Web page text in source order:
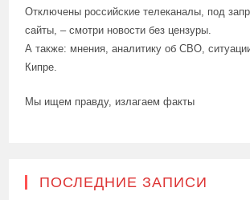
Отключены российские телеканалы, под
сайты, – смотри новости без цензуры.
А также: мнения, аналитику об СВО,
Кипре.
Мы ищем правду, излагаем факты
ПОСЛЕДНИЕ ЗАПИСИ